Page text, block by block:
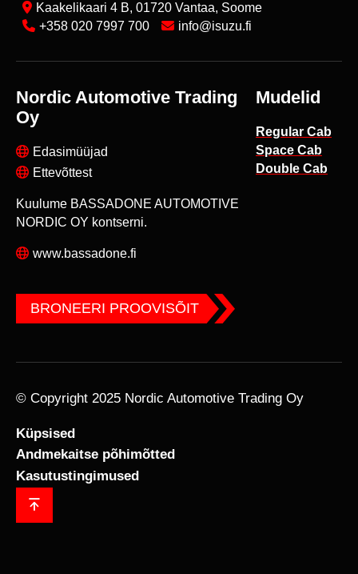
Kaakelikaari 4 B, 01720 Vantaa, Soome
+358 020 7997 700
info@isuzu.fi
Nordic Automotive Trading
Oy
Edasimüüjad
Ettevõttest
Kuulume BASSADONE AUTOMOTIVE
NORDIC OY kontserni.
www.bassadone.fi
Mudelid
Regular Cab
Space Cab
Double Cab
BRONEERI PROOVISÕIT
© Copyright 2025 Nordic Automotive Trading Oy
Küpsised
Andmekaitse põhimõtted
Kasutustingimused